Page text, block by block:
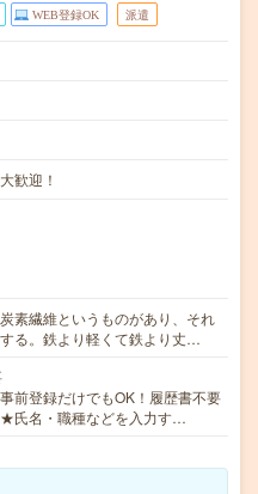
WEB登録OK 派遣
歓迎！
素繊維というものがあり、それ
る。鉄より軽くて鉄より丈…
前登録だけでもOK！履歴書不要
氏名・職種などを入力す…